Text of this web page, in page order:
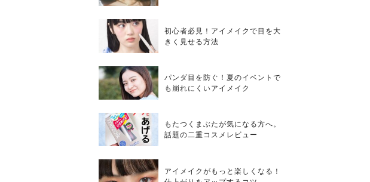
初心者必見！アイメイクで目を大
きく見せる方法
パンダ目を防ぐ！夏のイベントで
も崩れにくいアイメイク
もたつくまぶたが気になる方へ。
話題の二重コスメレビュー
アイメイクがもっと楽しくなる！